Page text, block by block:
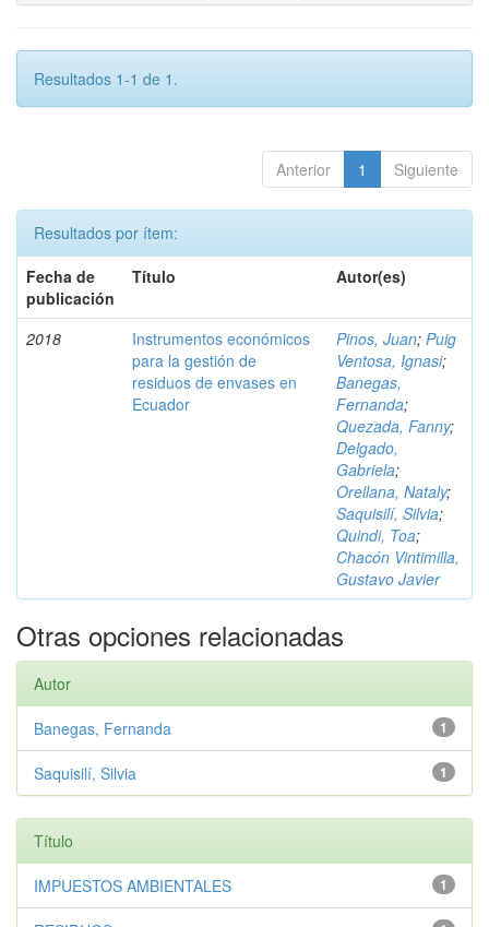
Resultados 1-1 de 1.
Anterior 1 Siguiente
Resultados por ítem:
Fecha de
publicación
Título Autor(es)
2018
Instrumentos económicos
para la gestión de
residuos de envases en
Ecuador
Pinos, Juan; Puig
Ventosa, Ignasi;
Banegas,
Fernanda;
Quezada, Fanny;
Delgado,
Gabriela;
Orellana, Nataly;
Saquisilí, Silvia;
Quindi, Toa;
Chacón Vintimilla,
Gustavo Javier
Otras opciones relacionadas
Autor
1
Banegas, Fernanda
1
Saquisilí, Silvia
Título
1
IMPUESTOS AMBIENTALES